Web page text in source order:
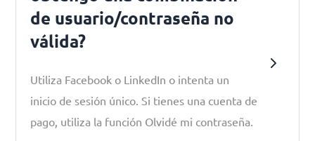
de usuario/contraseña no
válida?
Utiliza Facebook o LinkedIn o intenta un
inicio de sesión único. Si tienes una cuenta de
pago, utiliza la función Olvidé mi contraseña.